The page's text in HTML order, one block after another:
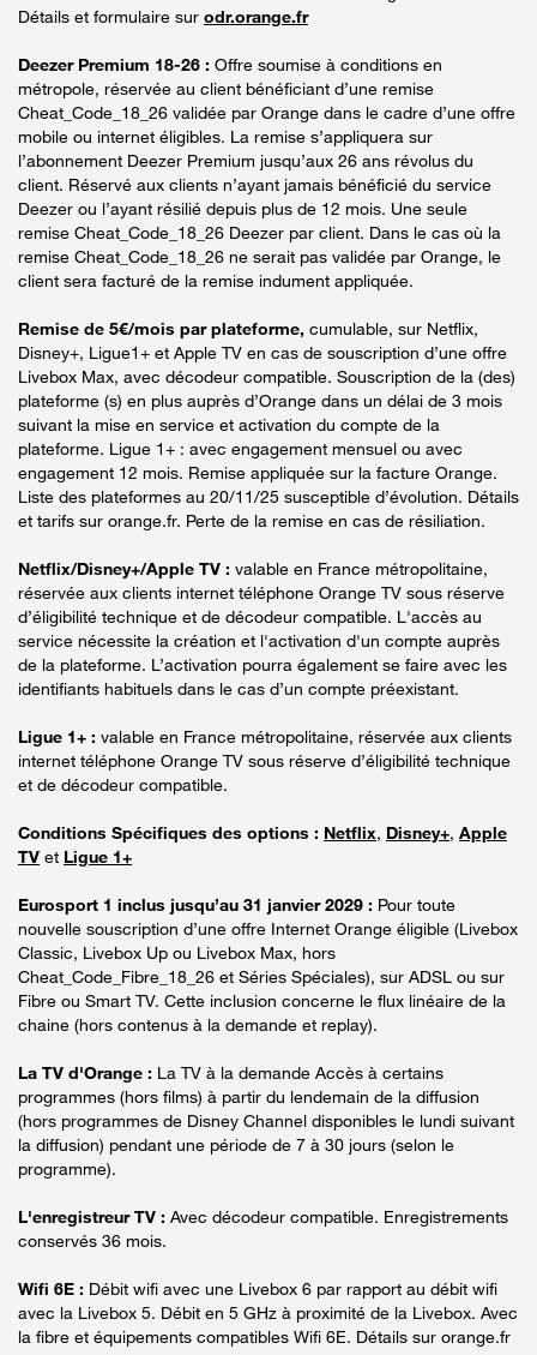
Détails et formulaire sur odr.orange.fr
Deezer Premium 18-26 : Offre soumise à conditions en
métropole, réservée au client bénéficiant d’une remise
Cheat_Code_18_26 validée par Orange dans le cadre d’une offre
mobile ou internet éligibles. La remise s’appliquera sur
l’abonnement Deezer Premium jusqu’aux 26 ans révolus du
client. Réservé aux clients n’ayant jamais bénéficié du service
Deezer ou l’ayant résilié depuis plus de 12 mois. Une seule
remise Cheat_Code_18_26 Deezer par client. Dans le cas où la
remise Cheat_Code_18_26 ne serait pas validée par Orange, le
client sera facturé de la remise indument appliquée.
Remise de 5€/mois par plateforme, cumulable, sur Netflix,
Disney+, Ligue1+ et Apple TV en cas de souscription d’une offre
Livebox Max, avec décodeur compatible. Souscription de la (des)
plateforme (s) en plus auprès d’Orange dans un délai de 3 mois
suivant la mise en service et activation du compte de la
plateforme. Ligue 1+ : avec engagement mensuel ou avec
engagement 12 mois. Remise appliquée sur la facture Orange.
Liste des plateformes au 20/11/25 susceptible d’évolution. Détails
et tarifs sur orange.fr. Perte de la remise en cas de résiliation.
Netflix/Disney+/Apple TV : valable en France métropolitaine,
réservée aux clients internet téléphone Orange TV sous réserve
d’éligibilité technique et de décodeur compatible. L'accès au
service nécessite la création et l'activation d'un compte auprès
de la plateforme. L’activation pourra également se faire avec les
identifiants habituels dans le cas d’un compte préexistant.
Ligue 1+ : valable en France métropolitaine, réservée aux clients
internet téléphone Orange TV sous réserve d’éligibilité technique
et de décodeur compatible.
Conditions Spécifiques des options : Netflix, Disney+, Apple
TV et Ligue 1+
Eurosport 1 inclus jusqu’au 31 janvier 2029 : Pour toute
nouvelle souscription d’une offre Internet Orange éligible (Livebox
Classic, Livebox Up ou Livebox Max, hors
Cheat_Code_Fibre_18_26 et Séries Spéciales), sur ADSL ou sur
Fibre ou Smart TV. Cette inclusion concerne le flux linéaire de la
chaine (hors contenus à la demande et replay).
La TV d'Orange : La TV à la demande Accès à certains
programmes (hors films) à partir du lendemain de la diffusion
(hors programmes de Disney Channel disponibles le lundi suivant
la diffusion) pendant une période de 7 à 30 jours (selon le
programme).
L'enregistreur TV : Avec décodeur compatible. Enregistrements
conservés 36 mois.
Wifi 6E : Débit wifi avec une Livebox 6 par rapport au débit wifi
avec la Livebox 5. Débit en 5 GHz à proximité de la Livebox. Avec
la fibre et équipements compatibles Wifi 6E. Détails sur orange.fr